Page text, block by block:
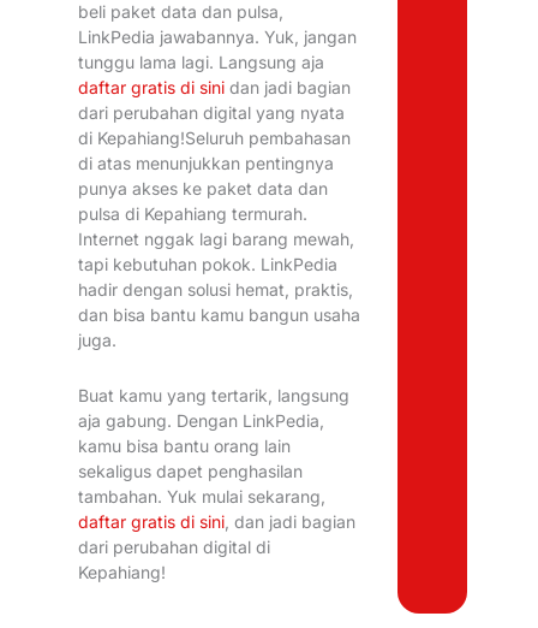
beli paket data dan pulsa,
LinkPedia jawabannya. Yuk, jangan
tunggu lama lagi. Langsung aja
daftar gratis di sinidan jadi bagian
dari perubahan digital yang nyata
di Kepahiang!Seluruh pembahasan
di atas menunjukkan pentingnya
punya akses ke paket data dan
pulsa di Kepahiang termurah.
Internet nggak lagi barang mewah,
tapi kebutuhan pokok. LinkPedia
hadir dengan solusi hemat, praktis,
dan bisa bantu kamu bangun usaha
juga.
Buat kamu yang tertarik, langsung
aja gabung. Dengan LinkPedia,
kamu bisa bantu orang lain
sekaligus dapet penghasilan
tambahan. Yuk mulai sekarang,
daftar gratis di sini, dan jadi bagian
dari perubahan digital di
Kepahiang!